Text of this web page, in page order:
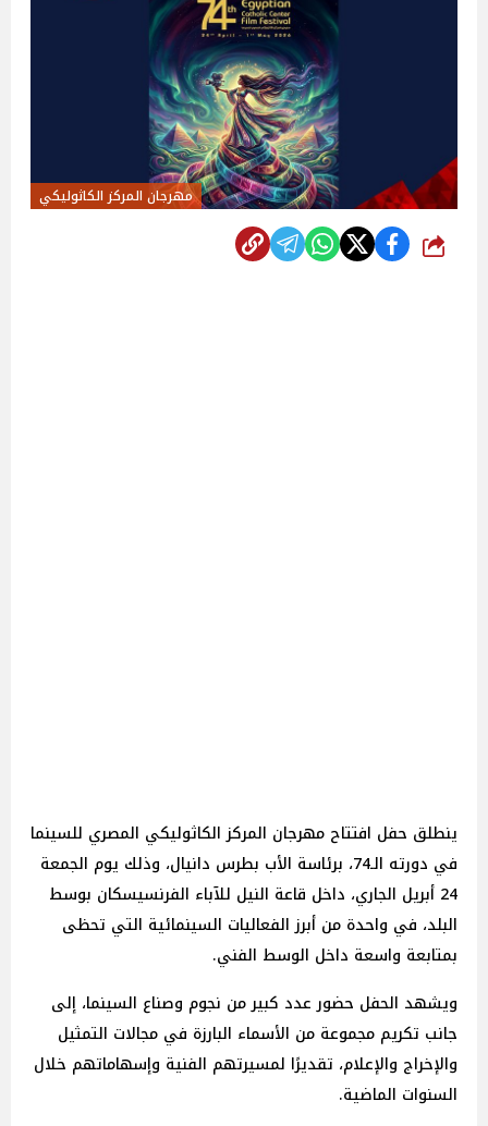
مهرجان المركز الكاثوليكي
شارك
ينطلق حفل افتتاح مهرجان المركز الكاثوليكي المصري للسينما
في دورته الـ74، برئاسة الأب بطرس دانيال، وذلك يوم الجمعة
24 أبريل الجاري، داخل قاعة النيل للآباء الفرنسيسكان بوسط
البلد، في واحدة من أبرز الفعاليات السينمائية التي تحظى
بمتابعة واسعة داخل الوسط الفني.
ويشهد الحفل حضور عدد كبير من نجوم وصناع السينما، إلى
جانب تكريم مجموعة من الأسماء البارزة في مجالات التمثيل
والإخراج والإعلام، تقديرًا لمسيرتهم الفنية وإسهاماتهم خلال
السنوات الماضية.